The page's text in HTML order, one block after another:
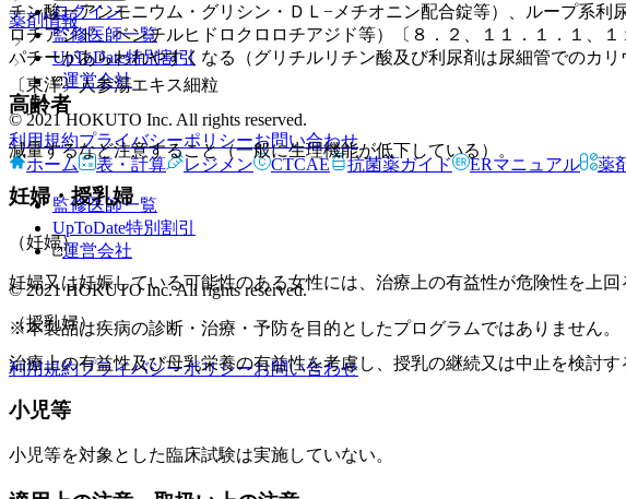
薬剤情報
〔東洋〕人参湯エキス細粒
チン酸一アンモニウム・グリシン・ＤＬ−メチオニン配合錠等）、ループ系
ロチアジド、ベンチルヒドロクロロチアジド等）〔８．２、１１．１．１、
パチーがあらわれやすくなる（グリチルリチン酸及び利尿剤は尿細管でのカ
高齢者
減量するなど注意すること（一般に生理機能が低下している）。
妊婦・授乳婦
（妊婦）
妊婦又は妊娠している可能性のある女性には、治療上の有益性が危険性を上回
（授乳婦）
治療上の有益性及び母乳栄養の有益性を考慮し、授乳の継続又は中止を検討す
小児等
小児等を対象とした臨床試験は実施していない。
ログイン
監修医師一覧
UpToDate特別割引
運営会社
© 2021 HOKUTO Inc. All rights reserved.
利用規約プライバシーポリシーお問い合わせ
ホーム
表・計算 レジメン CTCAE 抗菌薬ガイド ERマニュアル 薬
監修医師一覧
UpToDate特別割引
運営会社
© 2021 HOKUTO Inc. All rights reserved.
※本製品は疾病の診断・治療・予防を目的としたプログラムではありません。
利用規約プライバシーポリシーお問い合わせ